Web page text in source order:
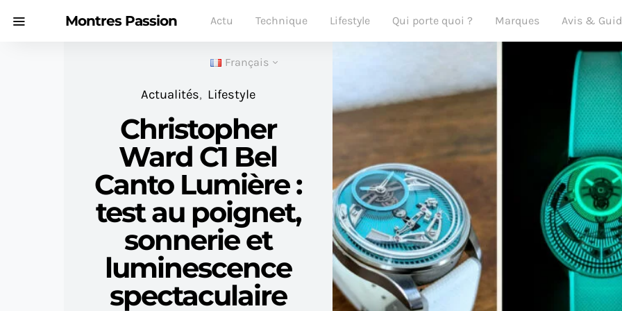
Montres Passion Actu Technique Lifestyle Qui porte quoi ? Marques Avis &
Français
Actualités Lifestyle
Christopher
Ward C1 Bel
Canto Lumière :
test au poignet,
sonnerie et
luminescence
spectaculaire